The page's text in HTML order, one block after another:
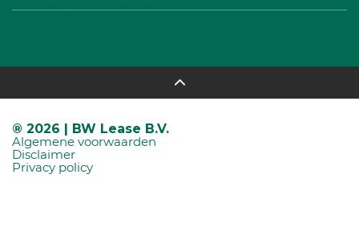
® 2026 | BW Lease B.V.
Algemene voorwaarden
Disclaimer
Privacy policy